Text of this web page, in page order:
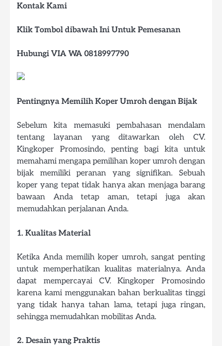
Kontak Kami
Klik Tombol dibawah Ini Untuk Pemesanan
Hubungi VIA WA 0818997790
Pentingnya Memilih Koper Umroh dengan Bijak
Sebelum kita memasuki pembahasan mendalam
tentang layanan yang ditawarkan oleh CV.
Kingkoper Promosindo, penting bagi kita untuk
memahami mengapa pemilihan koper umroh dengan
bijak memiliki peranan yang signifikan. Sebuah
koper yang tepat tidak hanya akan menjaga barang
bawaan Anda tetap aman, tetapi juga akan
memudahkan perjalanan Anda.
1. Kualitas Material
Ketika Anda memilih koper umroh, sangat penting
untuk memperhatikan kualitas materialnya. Anda
dapat mempercayai CV. Kingkoper Promosindo
karena kami menggunakan bahan berkualitas tinggi
yang tidak hanya tahan lama, tetapi juga ringan,
sehingga memudahkan mobilitas Anda.
2. Desain yang Praktis